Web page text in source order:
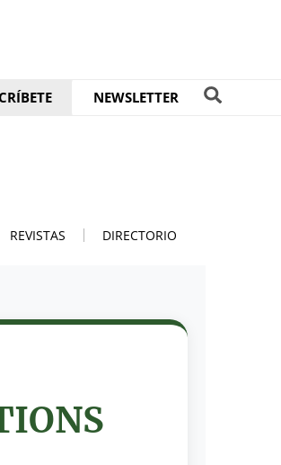
NEWSLETTER
REVISTAS DIRECTORIO